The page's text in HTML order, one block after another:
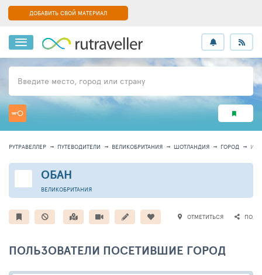
ДОБАВИТЬ СВОЙ МАТЕРИАЛ
Введите место, город или страну
РУТРАВЕЛЛЕР ПУТЕВОДИТЕЛИ ВЕЛИКОБРИТАНИЯ ШОТЛАНДИЯ ГОРОД
ОБАН
ВЕЛИКОБРИТАНИЯ
ОТМЕТИТЬСЯ
ПОЛЬЗОВАТЕЛИ ПОСЕТИВШИЕ ГОРОД